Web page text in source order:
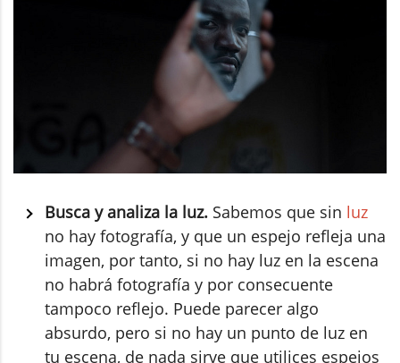
Busca y analiza la luz. Sabemos que sin luz
no hay fotografía, y que un espejo refleja una
imagen, por tanto, si no hay luz en la escena
no habrá fotografía y por consecuente
tampoco reflejo. Puede parecer algo
absurdo, pero si no hay un punto de luz en
tu escena, de nada sirve que utilices espejos